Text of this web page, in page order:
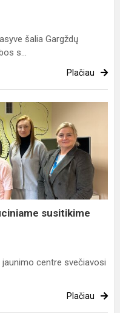
šalia Gargždų
s...
Plačiau
susitikime
centre svečiavosi
Plačiau